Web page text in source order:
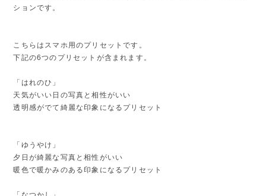
ションです。
こちらはスマホ用のプリセットです。
下記の6つのプリセットが含まれます。
「はれのひ」
天気がいい日の写真と相性がいい
透明感がでて綺麗な印象になるプリセット
「ゆうやけ」
夕日が綺麗な写真と相性がいい
暖色で暖かみのある印象になるプリセット